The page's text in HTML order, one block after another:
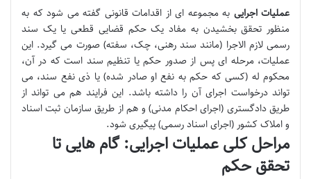
عملیات اجرایی به مجموعه ای از اقدامات قانونی گفته می شود که به
منظور تحقق بخشیدن به مفاد یک حکم قضایی قطعی یا یک سند
رسمی لازم الاجرا (مانند سند رهنی، چک، سفته) صورت می گیرد. این
عملیات، مرحله ای پس از صدور حکم یا تنظیم سند است که در آن،
محکوم له (کسی که حکم به نفع او صادر شده) یا ذی نفع سند، می
تواند درخواست اجرای آن را داشته باشد. این فرایند هم می تواند از
طریق دادگستری (اجرای احکام مدنی) و هم از طریق سازمان ثبت اسناد
و املاک کشور (اجرای اسناد رسمی) پیگیری شود.
مراحل کلی عملیات اجرایی: گام هایی تا
تحقق حکم